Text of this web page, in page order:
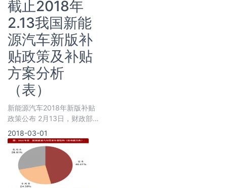
截止2018年
2.13我国新能
源汽车新版补
贴政策及补贴
方案分析
（表）
新能源汽车2018年新版补贴
政策公布 2月13日，财政部等
四部委发布《关于调整完善新
能
2018-03-01